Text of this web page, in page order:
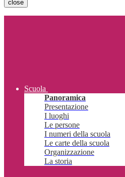
close
Scuola
Panoramica
Presentazione
I luoghi
Le persone
I numeri della scuola
Le carte della scuola
Organizzazione
La storia